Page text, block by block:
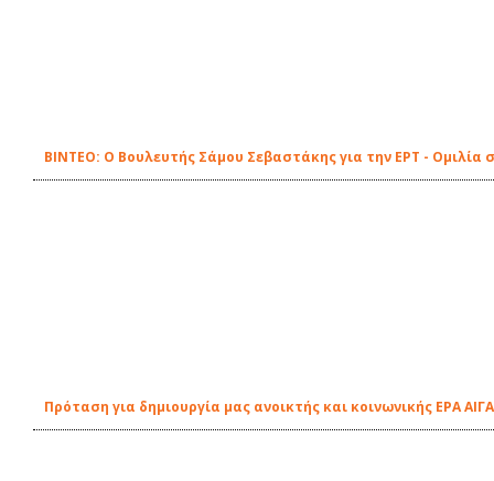
ΒΙΝΤΕΟ: Ο Βουλευτής Σάμου Σεβαστάκης για την ΕΡΤ - Ομιλία
Πρόταση για δημιουργία μας ανοικτής και κοινωνικής ΕΡΑ